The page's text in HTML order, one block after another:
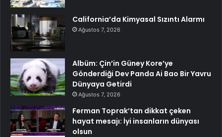
California’da Kimyasal Sızıntı Alarmı
Ağustos 7, 2026
Albüm: Çin’in Güney Kore’ye
Gönderdiği Dev Panda Ai Bao Bir Yavru
Dünyaya Getirdi
Ağustos 7, 2026
Ferman Toprak’tan dikkat çeken
hayat mesajı: İyi insanların dünyası
olsun